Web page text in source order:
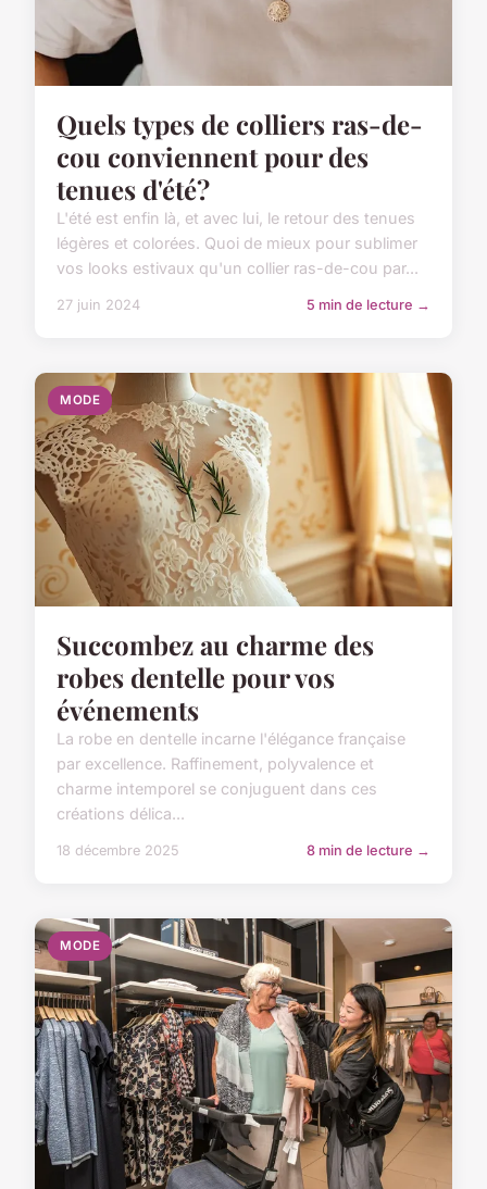
Quels types de colliers ras-de-
cou conviennent pour des
tenues d'été?
L'été est enfin là, et avec lui, le retour des tenues
légères et colorées. Quoi de mieux pour sublimer
vos looks estivaux qu'un collier ras-de-cou par...
27 juin 2024 5 min de lecture →
MODE
Succombez au charme des
robes dentelle pour vos
événements
La robe en dentelle incarne l'élégance française
par excellence. Raffinement, polyvalence et
charme intemporel se conjuguent dans ces
créations délica...
18 décembre 2025 8 min de lecture →
MODE